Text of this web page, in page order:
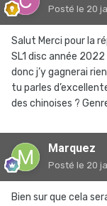
Posté le 20
Salut Merci pour la
SL1 disc année
donc j’y gagnerai
tu parles
des chinoises ?
Marquez
Posté le 20
Bien sur que cela